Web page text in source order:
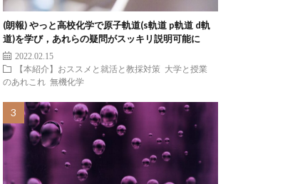
(朗報) やっと高校化学で原子軌道(s軌道 p軌道 d軌
道)を学び，あれらの疑問がスッキリ説明可能に
2022.02.15
【本紹介】おススメと就活と教採対策
大学と授業
のあれこれ 無機化学